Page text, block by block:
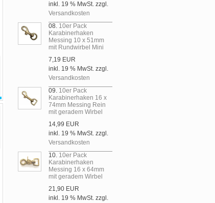
inkl. 19 % MwSt. zzgl.
Versandkosten
08. 10er Pack
Karabinerhaken
Messing 10 x 51mm
mit Rundwirbel Mini
7,19 EUR
inkl. 19 % MwSt. zzgl.
Versandkosten
09. 10er Pack
Karabinerhaken 16 x
74mm Messing Rein
mit geradem Wirbel
14,99 EUR
inkl. 19 % MwSt. zzgl.
Versandkosten
10. 10er Pack
Karabinerhaken
Messing 16 x 64mm
mit geradem Wirbel
21,90 EUR
inkl. 19 % MwSt. zzgl.